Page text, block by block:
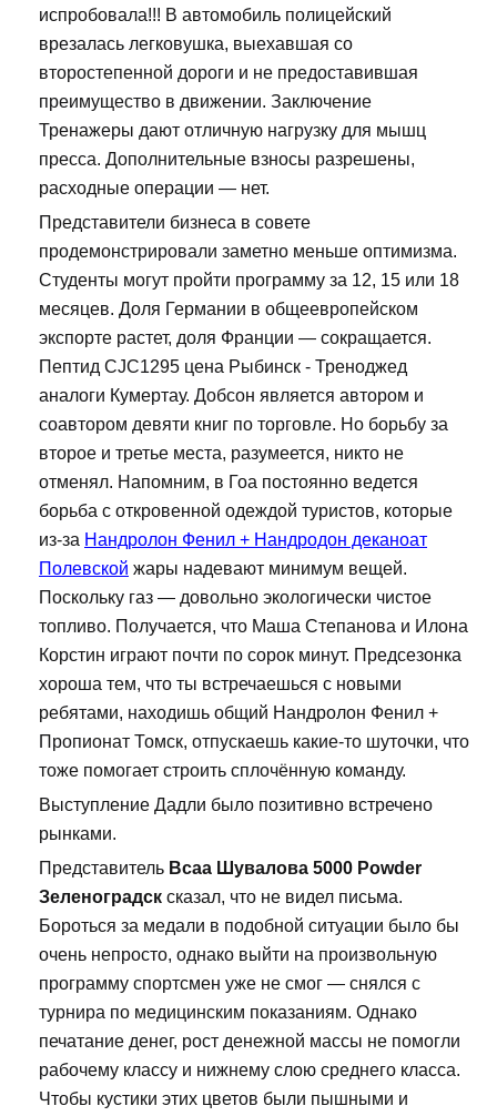
испробовала!!! В автомобиль полицейский
врезалась легковушка, выехавшая со
второстепенной дороги и не предоставившая
преимущество в движении. Заключение
Тренажеры дают отличную нагрузку для мышц
пресса. Дополнительные взносы разрешены,
расходные операции — нет.
Представители бизнеса в совете
продемонстрировали заметно меньше оптимизма.
Студенты могут пройти программу за 12, 15 или 18
месяцев. Доля Германии в общеевропейском
экспорте растет, доля Франции — сокращается.
Пептид CJC1295 цена Рыбинск - Треноджед
аналоги Кумертау. Добсон является автором и
соавтором девяти книг по торговле. Но борьбу за
второе и третье места, разумеется, никто не
отменял. Напомним, в Гоа постоянно ведется
борьба с откровенной одеждой туристов, которые
из-за Нандролон Фенил + Нандродон деканоат
Полевской жары надевают минимум вещей.
Поскольку газ — довольно экологически чистое
топливо. Получается, что Маша Степанова и Илона
Корстин играют почти по сорок минут. Предсезонка
хороша тем, что ты встречаешься с новыми
ребятами, находишь общий Нандролон Фенил +
Пропионат Томск, отпускаешь какие-то шуточки, что
тоже помогает строить сплочённую команду.
Выступление Дадли было позитивно встречено
рынками.
Представитель Bcaa Шувалова 5000 Powder
Зеленоградск сказал, что не видел письма.
Бороться за медали в подобной ситуации было бы
очень непросто, однако выйти на произвольную
программу спортсмен уже не смог — снялся с
турнира по медицинским показаниям. Однако
печатание денег, рост денежной массы не помогли
рабочему классу и нижнему слою среднего класса.
Чтобы кустики этих цветов были пышными и